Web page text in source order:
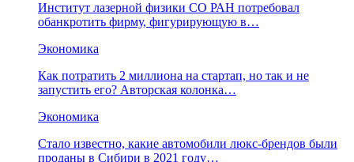
Институт лазерной физики СО РАН потребовал
обанкротить фирму, фигурирующую в…
Экономика
Как потратить 2 миллиона на стартап, но так и не
запустить его? Авторская колонка…
Экономика
Стало известно, какие автомобили люкс-брендов были
проданы в Сибири в 2021 году…